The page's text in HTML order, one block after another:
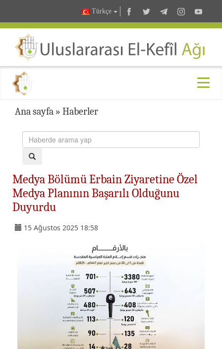
Türkçe
Ana sayfa » Haberler
Medya Bölümü Erbain Ziyaretine Özel
Medya Planının Başarılı Olduğunu
Duyurdu
15 Ağustos 2025 18:58